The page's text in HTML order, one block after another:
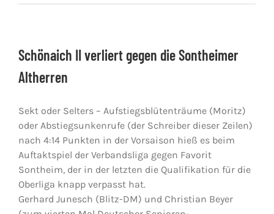
Schönaich II verliert gegen die Sontheimer
Altherren
Sekt oder Selters – Aufstiegsblütenträume (Moritz)
oder Abstiegsunkenrufe (der Schreiber dieser Zeilen)
nach 4:14 Punkten in der Vorsaison hieß es beim
Auftaktspiel der Verbandsliga gegen Favorit
Sontheim, der in der letzten die Qualifikation für die
Oberliga knapp verpasst hat.
Gerhard Junesch (Blitz-DM) und Christian Beyer